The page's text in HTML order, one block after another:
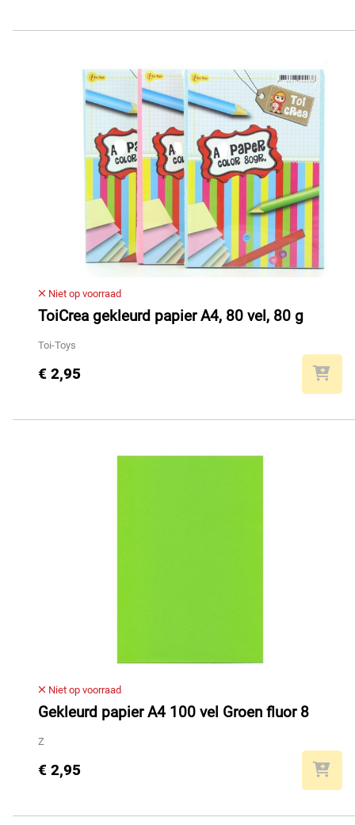
Niet op voorraad
ToiCrea gekleurd papier A4, 80 vel, 80 g
Toi-Toys
€ 2,95
Niet op voorraad
Gekleurd papier A4 100 vel Groen fluor 8
Z
€ 2,95